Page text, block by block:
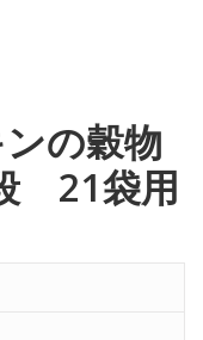
の穀物
21袋用